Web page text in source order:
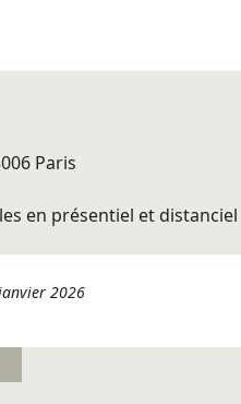
Paris
en présentiel et distanciel
2026